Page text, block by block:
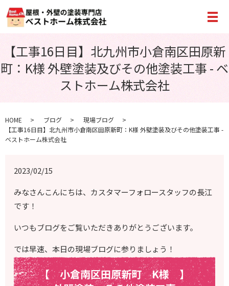
メ
【工事16日目】北九州市小倉南区田原新
町：K様 外壁塗装及びその他塗装工事 - ベ
ストホーム株式会社
HOME ブログ
現場ブログ
【工事16日目】北九州市小倉南区田原新町：K様 外壁塗装及びその他塗装工事 -
ベストホーム株式会社
2023/02/15
みなさんこんにちは、カスタマーフォロースタッフの長江
です！
いつもブログをご覧いただきありがとうございます。
では早速、本日の現場ブログに参りましょう！
【 小倉南区田原新町 K様】